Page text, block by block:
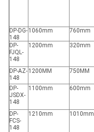
DP-DG-
148
1060mm 760mm
DP-
FJQL-
148
1200mm 320mm
DP-AZ-
148
1200MM 750MM
DP-
JSDX-
148
1100mm 600mm
DP-
FCS-
148
1210mm 1010mm